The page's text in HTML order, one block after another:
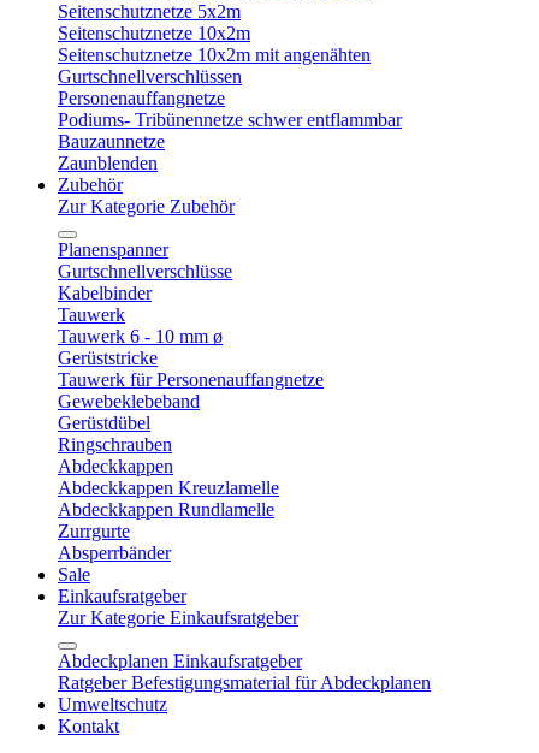
Seitenschutznetze 5x2m
Seitenschutznetze 10x2m
Seitenschutznetze 10x2m mit angenähten
Gurtschnellverschlüssen
Personenauffangnetze
Podiums- Tribünennetze schwer entflammbar
Bauzaunnetze
Zaunblenden
Zubehör
Zur Kategorie Zubehör
Planenspanner
Gurtschnellverschlüsse
Kabelbinder
Tauwerk
Tauwerk 6 - 10 mm ø
Gerüststricke
Tauwerk für Personenauffangnetze
Gewebeklebeband
Gerüstdübel
Ringschrauben
Abdeckkappen
Abdeckkappen Kreuzlamelle
Abdeckkappen Rundlamelle
Zurrgurte
Absperrbänder
Sale
Einkaufsratgeber
Zur Kategorie Einkaufsratgeber
Abdeckplanen Einkaufsratgeber
Ratgeber Befestigungsmaterial für Abdeckplanen
Umweltschutz
Kontakt